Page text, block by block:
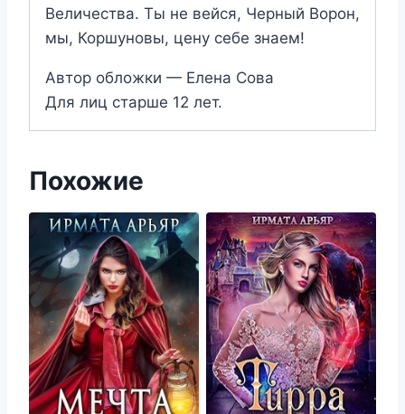
Величества. Ты не вейся, Черный Ворон,
мы, Коршуновы, цену себе знаем!
Автор обложки — Елена Сова
Для лиц старше 12 лет.
Похожие